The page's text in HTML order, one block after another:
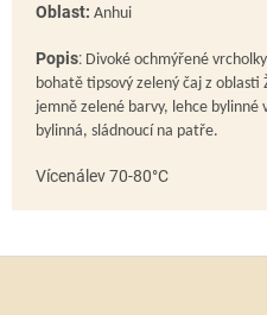
Oblast: Anhui
Popis: Divoké ochmýřené
bohatě tipsový zelený čaj z
jemně zelené barvy, lehce bylinné
bylinná, sládnoucí na patře.
Vícenálev 70-80°C